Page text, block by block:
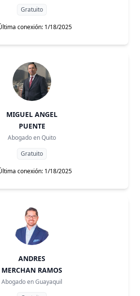
Gratuito
conexión: 1/18/2025
MIGUEL ANGEL
PUENTE
Abogado enQuito
Gratuito
conexión: 1/18/2025
ANDRES
MERCHAN RAMOS
Abogado enGuayaquil